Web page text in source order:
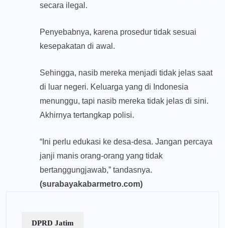
secara ilegal.
Penyebabnya, karena prosedur tidak sesuai
kesepakatan di awal.
Sehingga, nasib mereka menjadi tidak jelas saat
di luar negeri. Keluarga yang di Indonesia
menunggu, tapi nasib mereka tidak jelas di sini.
Akhirnya tertangkap polisi.
“Ini perlu edukasi ke desa-desa. Jangan percaya
janji manis orang-orang yang tidak
bertanggungjawab,” tandasnya.
(surabayakabarmetro.com)
DPRD Jatim